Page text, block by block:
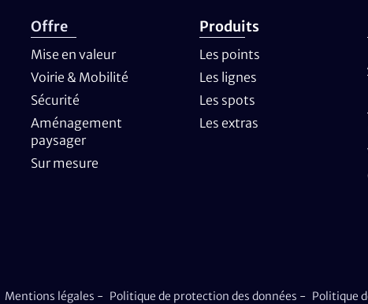
Offre
Mise en valeur
Voirie & Mobilité
Sécurité
Aménagement
paysager
Sur mesure
Produits
Les points
Les lignes
Les spots
Les extras
Mentions légales - Politique de protection des données - Politique